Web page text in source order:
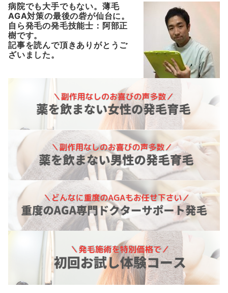
病院でも大手でもない。薄毛
AGA対策の最後の砦が仙台に。
自ら発毛の発毛技能士：阿部正
樹です。
記事を読んで頂きありがとうご
ざいました。